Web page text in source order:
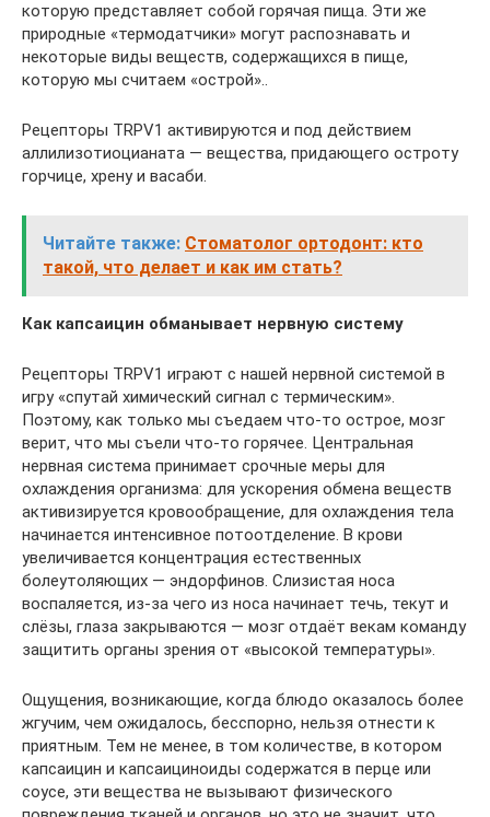
которую представляет собой горячая пища. Эти же
природные «термодатчики» могут распознавать и
некоторые виды веществ, содержащихся в пище,
которую мы считаем «острой»..
Рецепторы TRPV1 активируются и под действием
аллилизотиоцианата — вещества, придающего остроту
горчице, хрену и васаби.
Читайте также: Стоматолог ортодонт: кто
такой, что делает и как им стать?
Как капсаицин обманывает нервную систему
Рецепторы TRPV1 играют с нашей нервной системой в
игру «спутай химический сигнал с термическим».
Поэтому, как только мы съедаем что-то острое, мозг
верит, что мы съели что-то горячее. Центральная
нервная система принимает срочные меры для
охлаждения организма: для ускорения обмена веществ
активизируется кровообращение, для охлаждения тела
начинается интенсивное потоотделение. В крови
увеличивается концентрация естественных
болеутоляющих — эндорфинов. Слизистая носа
воспаляется, из-за чего из носа начинает течь, текут и
слёзы, глаза закрываются — мозг отдаёт векам команду
защитить органы зрения от «высокой температуры».
Ощущения, возникающие, когда блюдо оказалось более
жгучим, чем ожидалось, бесспорно, нельзя отнести к
приятным. Тем не менее, в том количестве, в котором
капсаицин и капсаициноиды содержатся в перце или
соусе, эти вещества не вызывают физического